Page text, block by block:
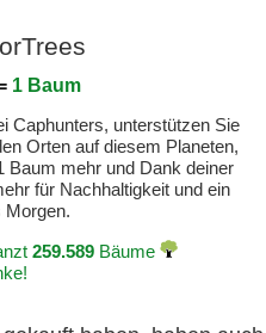
1 Baum
Caphunters, unterstützen Sie
Orten auf diesem Planeten,
Baum mehr und Dank deiner
für Nachhaltigkeit und ein
Morgen.
259.589Bäume